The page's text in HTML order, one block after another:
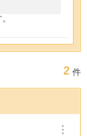
2 件
︙